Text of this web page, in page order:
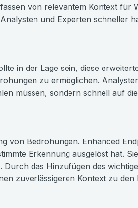
von relevantem Kontext für
und Experten schneller
in der Lage sein, diese erweiterte
zu ermöglichen.
müssen, sondern schnell auf
von Bedrohungen. Enhanced
Erkennung ausgelöst hat.
das Hinzufügen des
zuverlässigeren Kontext zu den